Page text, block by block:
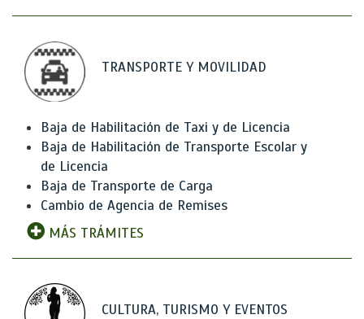
TRANSPORTE Y MOVILIDAD
Baja de Habilitación de Taxi y de Licencia
Baja de Habilitación de Transporte Escolar y
de Licencia
Baja de Transporte de Carga
Cambio de Agencia de Remises
MÁS TRÁMITES
CULTURA, TURISMO Y EVENTOS